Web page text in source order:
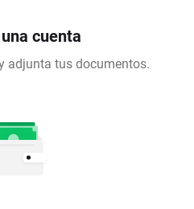
cuenta
adjunta tus documentos.